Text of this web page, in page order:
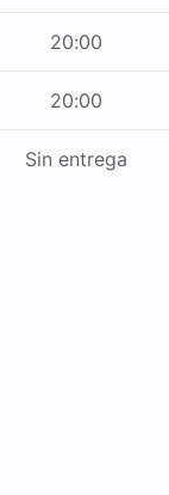
20:00
20:00
Sin entrega